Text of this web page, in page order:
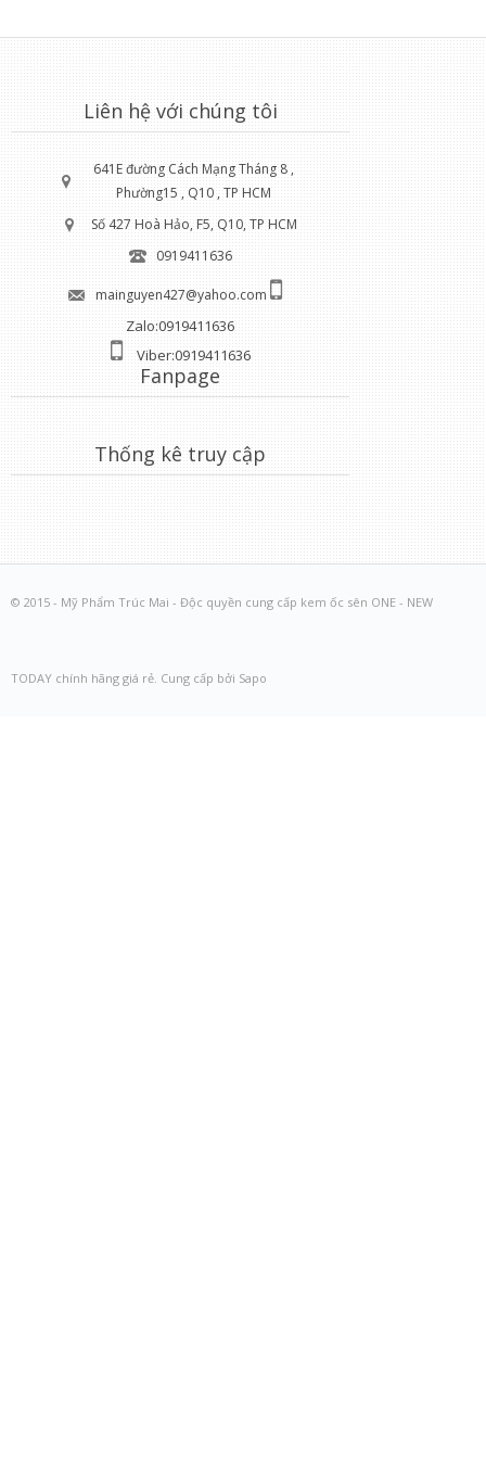
Liên hệ với chúng tôi
641E đường Cách Mạng Tháng 8 ,
Phường15 , Q10 , TP HCM
Số 427 Hoà Hảo, F5, Q10, TP HCM
0919411636
mainguyen427@yahoo.com
Zalo:0919411636
Viber:0919411636
Fanpage
Thống kê truy cập
© 2015 - Mỹ Phẩm Trúc Mai - Độc quyền cung cấp kem ốc sên ONE - NEW
TODAY chính hãng giá rẻ. Cung cấp bởi Sapo